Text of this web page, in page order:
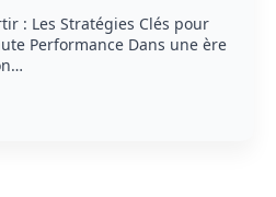
: Les Stratégies Clés pour
Performance Dans une ère